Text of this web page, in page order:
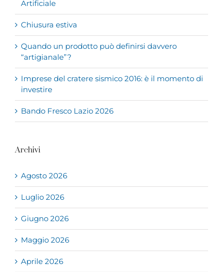
Artificiale
Chiusura estiva
Quando un prodotto può definirsi davvero
“artigianale”?
Imprese del cratere sismico 2016: è il momento di
investire
Bando Fresco Lazio 2026
Archivi
Agosto 2026
Luglio 2026
Giugno 2026
Maggio 2026
Aprile 2026